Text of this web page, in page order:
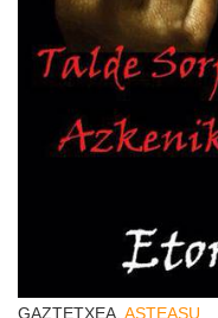
GAZTETXEA, ASTEASU